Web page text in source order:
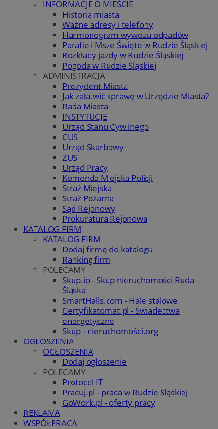
INFORMACJE O MIEŚCIE
Historia miasta
Ważne adresy i telefony
Harmonogram wywozu odpadów
Parafie i Msze Święte w Rudzie Śląskiej
Rozkłady jazdy w Rudzie Śląskiej
Pogoda w Rudzie Śląskiej
ADMINISTRACJA
Prezydent Miasta
Jak załatwić sprawę w Urzędzie Miasta?
Rada Miasta
INSTYTUCJE
Urząd Stanu Cywilnego
CUS
Urząd Skarbowy
ZUS
Urząd Pracy
Komenda Miejska Policji
Straż Miejska
Straż Pożarna
Sąd Rejonowy
Prokuratura Rejonowa
KATALOG FIRM
KATALOG FIRM
Dodaj firmę do katalogu
Ranking firm
POLECAMY
Skup.io - Skup nieruchomości Ruda
Śląska
SmartHalls.com - Hale stalowe
Certyfikatomat.pl - Świadectwa
energetyczne
Skup - nieruchomości.org
OGŁOSZENIA
OGŁOSZENIA
Dodaj ogłoszenie
POLECAMY
Protocol IT
Pracuj.pl - praca w Rudzie Śląskiej
GoWork.pl - oferty pracy
REKLAMA
WSPÓŁPRACA